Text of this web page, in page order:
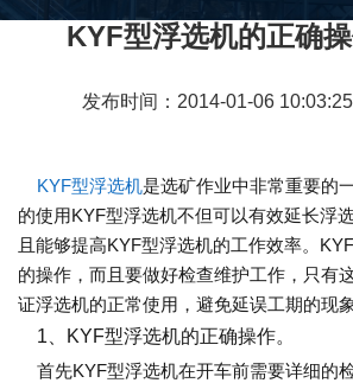
KYF型浮选机的正确
发布时间：2014-01-06
KYF型浮选机是选矿作业中非常重要的
的使用KYF型浮选机不但可以有效延长浮
且能够提高KYF型浮选机的工作效率。
的操作，而且要做好检查维护工作，只有
证浮选机的正常使用，避免延误工期的现象
1、KYF型浮选机的正确操作。
首先KYF型浮选机在开车前需要详细的